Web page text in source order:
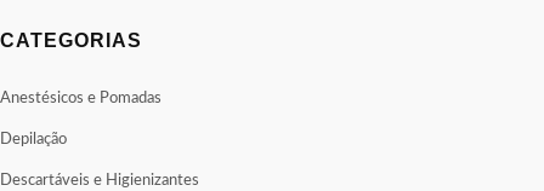
CATEGORIAS
Anestésicos e Pomadas
Depilação
Descartáveis e Higienizantes